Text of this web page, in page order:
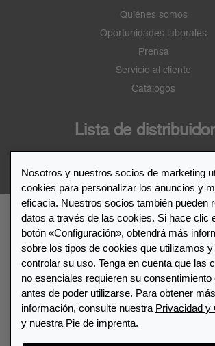
Quiénes somos
Oportunidades laborales
Prensa
Servicio al cliente
Catálogos
Lista de
Nosotros y nuestros socios de marketing
cookies para personalizar los anuncios y
eficacia. Nuestros socios también pueden
datos a través de las cookies. Si hace clic
botón «Configuración», obtendrá más
sobre los tipos de cookies que utilizamos y
controlar su uso. Tenga en cuenta que las
no esenciales requieren su consentimiento
antes de poder utilizarse. Para obtener más
información, consulte nuestra Privacidad y
y nuestra Pie de imprenta.
© 2026 LEUCHTTURM1917. All rights
Configuración de cookies Privacidad y